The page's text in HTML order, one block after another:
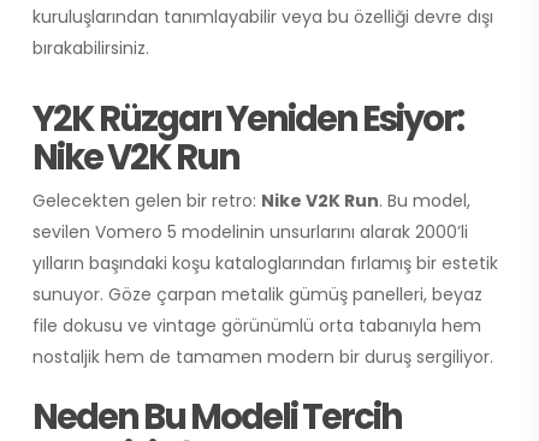
kuruluşlarından tanımlayabilir veya bu özelliği devre dışı
bırakabilirsiniz.
Y2K Rüzgarı Yeniden Esiyor:
Nike V2K Run
Gelecekten gelen bir retro: Nike V2K Run. Bu model,
sevilen Vomero 5 modelinin unsurlarını alarak 2000’li
yılların başındaki koşu kataloglarından fırlamış bir estetik
sunuyor. Göze çarpan metalik gümüş panelleri, beyaz
file dokusu ve vintage görünümlü orta tabanıyla hem
nostaljik hem de tamamen modern bir duruş sergiliyor.
Neden Bu Modeli Tercih